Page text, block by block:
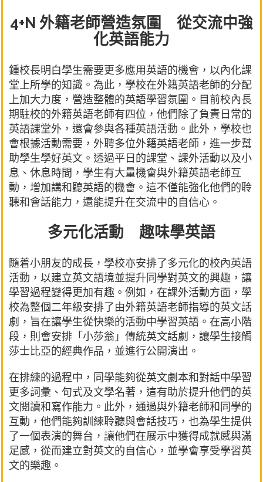
4+N 外籍老師營造氛圍 從交流中強
化英語能力
鍾校長明白學生需要更多應用英語的機會，以內化課
堂上所學的知識。為此，學校在外籍英語老師的分配
上加大力度，營造整體的英語學習氛圍。目前校內長
期駐校的外籍英語老師有四位，他們除了負責日常的
英語課堂外，還會參與各種英語活動。此外，學校也
會根據活動需要，外聘多位外籍英語老師，進一步幫
助學生學好英文。透過平日的課堂、課外活動以及小
息、休息時間，學生有大量機會與外籍英語老師互
動，增加講和聽英語的機會。這不僅能強化他們的聆
聽和會話能力，還能提升在交流中的自信心。
多元化活動 趣味學英語
隨着小朋友的成長，學校亦安排了多元化的校內英語
活動，以建立英文語境並提升同學對英文的興趣，讓
學習過程變得更加有趣。例如，在課外活動方面，學
校為整個二年級安排了由外籍英語老師指導的英文話
劇，旨在讓學生從快樂的活動中學習英語。在高小階
段，則會安排「小莎翁」傳統英文話劇，讓學生接觸
莎士比亞的經典作品，並進行公開演出。
在排練的過程中，同學能夠從英文劇本和對話中學習
更多詞彙、句式及文學名著，這有助於提升他們的英
文閱讀和寫作能力。此外，通過與外籍老師和同學的
互動，他們能夠訓練聆聽與會話技巧，也為學生提供
了一個表演的舞台，讓他們在展示中獲得成就感與滿
足感，從而建立對英文的自信心，並學會享受學習英
文的樂趣。